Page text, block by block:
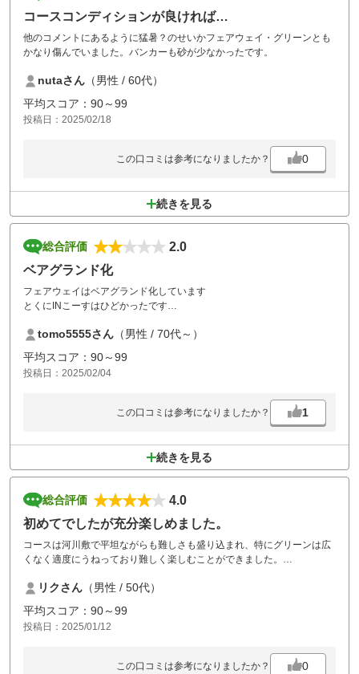
コースコンディションが良ければ…
他のコメントにあるように猛暑？のせいかフェアウェイ・グリーンとも
かなり傷んでいました。バンカーも砂が少なかったです。
nutaさん （男性 / 60代）
平均スコア：90～99
投稿日：2025/02/18
この口コミは参考になりましたか？ 0
続きを見る
総合評価
2.0
ベアグランド化
フェアウェイはベアグランド化しています
とくにINこーすはひどかったです
tomo5555さん （男性 / 70代～）
平均スコア：90～99
投稿日：2025/02/04
この口コミは参考になりましたか？ 1
続きを見る
総合評価
4.0
初めてでしたが充分楽しめました。
コースは河川敷で平坦ながらも難しさも盛り込まれ、特にグリーンは広
くなく適度にうねっており難しく楽しむことができました。
持ちよくプレーできました。
クラブハウスも綺麗で清潔感あり、スタッフの対応も快く感じました。
ランチはカツカレーでご飯の量は十分で満足もカレーソースの味が美味
しくなかった。酸味を強く感じ旨味コクが無く残念でした。
リクさん （男性 / 50代）
平均スコア：90～99
投稿日：2025/01/12
この口コミは参考になりましたか？ 0